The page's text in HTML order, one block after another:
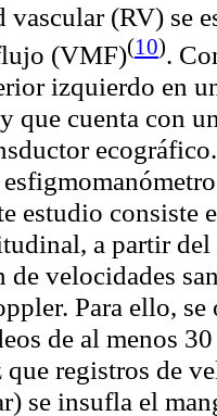
vascular (RV) se
(VMF)(10).
izquierdo en
que cuenta con
ecográfico
estudio consiste
a partir
de velocidades
. Para ello, se
de al menos
que registros de
se insufla el